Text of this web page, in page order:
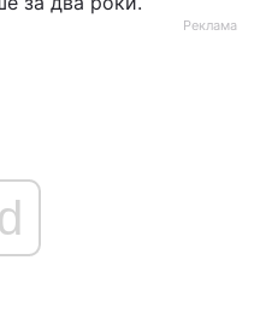
Реклама